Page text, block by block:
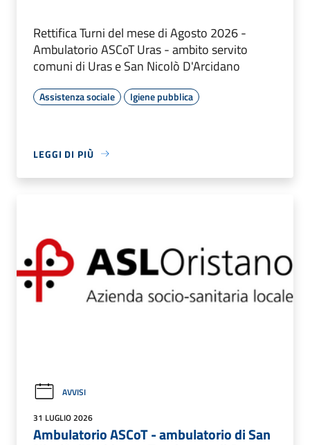
Rettifica Turni del mese di Agosto 2026 -
Ambulatorio ASCoT Uras - ambito servito
comuni di Uras e San Nicolò D'Arcidano
Assistenza sociale Igiene pubblica
LEGGI DI PIÙ
AVVISI
31 LUGLIO 2026
Ambulatorio ASCoT - ambulatorio di San